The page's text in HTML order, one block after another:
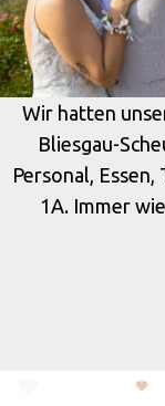
Wir hatten
Bliesgau-
Personal,
1A. Immer